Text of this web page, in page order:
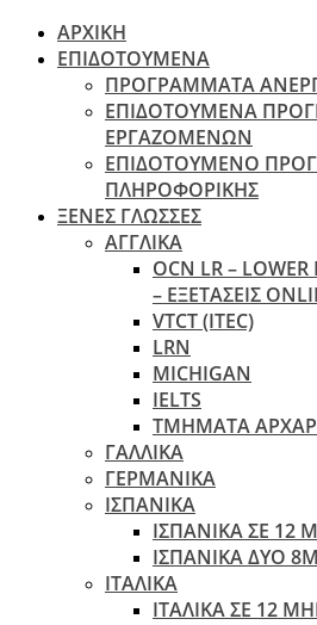
ΑΡΧΙΚΗ
ΕΠΙΔΟΤΟΥΜΕΝΑ
ΠΡΟΓΡΑΜΜΑΤΑ
ΕΠΙΔΟΤΟΥΜΕΝΑ
ΕΡΓΑΖΟΜΕΝΩΝ
ΕΠΙΔΟΤΟΥΜΕΝΟ
ΠΛΗΡΟΦΟΡΙΚΗΣ
ΞΕΝΕΣ ΓΛΩΣΣΕΣ
ΑΓΓΛΙΚΑ
OCN LR –
– ΕΞΕΤΆΣΕΙΣ
VTCT (ITEC)
LRN
MICHIGAN
IELTS
ΤΜΗΜΑΤΑ
ΓΑΛΛΙΚΑ
ΓΕΡΜΑΝΙΚΑ
ΙΣΠΑΝΙΚΑ
ΙΣΠΑΝΙΚΑ ΣΕ 12
ΙΣΠΑΝΙΚΑ ΔΥΟ
ΙΤΑΛΙΚΑ
ΙΤΑΛΙΚΑ ΣΕ 12